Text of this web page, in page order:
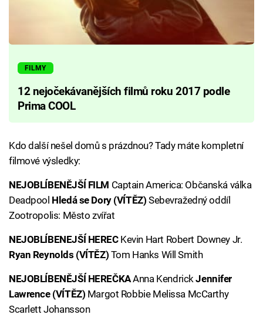
FILMY
12 nejočekávanějších filmů roku 2017 podle
Prima COOL
Kdo další nešel domů s prázdnou? Tady máte kompletní
filmové výsledky:
NEJOBLÍBENĚJŠÍ FILM Captain America: Občanská válka
Deadpool Hledá se Dory (VÍTĚZ) Sebevražedný oddíl
Zootropolis: Město zvířat
NEJOBLÍBENEJŠÍ HERECKevin Hart Robert Downey Jr.
Ryan Reynolds (VÍTĚZ) Tom Hanks Will Smith
NEJOBLÍBENĚJŠÍ HEREČKAAnna KendrickJennifer
Lawrence (VÍTĚZ) Margot Robbie Melissa McCarthy
Scarlett Johansson